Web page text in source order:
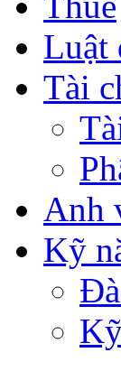
Luật
Tài
Anh
Kỹ